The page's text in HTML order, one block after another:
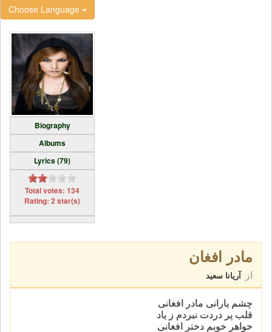
Choose Language
Biography
Albums
Lyrics (79)
Total votes: 134
Rating: 2 star(s)
مادر افغان
از آریانا سعید
چشم یارانی مادر افغانی
قلب پر دردت نبردم ز یاد
خواهر خوبم دختر افغانی